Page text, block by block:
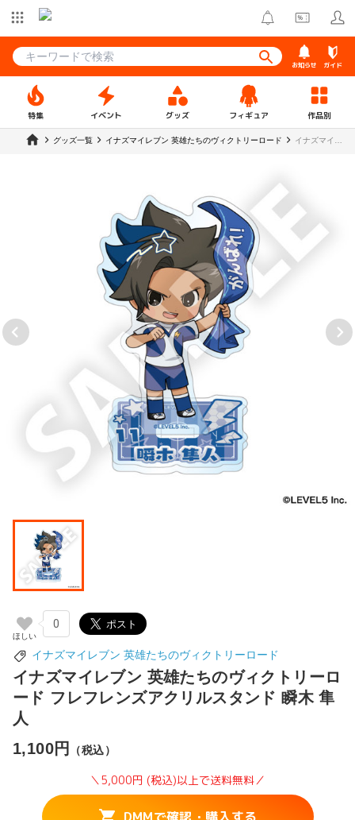
お知らせ ガイド
特集 イベント グッズ フィギュア 作品別
グッズ一覧 イナズマイレブン 英雄たちのヴィクトリーロード
イナズマイレ
ンド 瞬木 隼
人
0
イナズマイレブン 英雄たちのヴィクトリーロード
イナズマイレブン 英雄たちのヴィクトリーロ
ード フレフレンズアクリルスタンド 瞬木 隼
人
1,100円
（税込）
＼5,000円 (税込)以上で送料無料／